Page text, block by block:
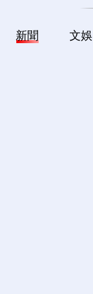
新聞 文娛